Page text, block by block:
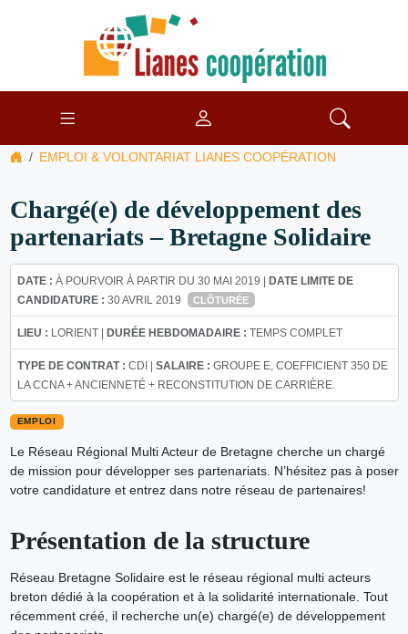
EMPLOI & VOLONTARIAT LIANES COOPÉRATION
Chargé(e) de développement des
partenariats – Bretagne Solidaire
DATE : À POURVOIR À PARTIR DU 30 MAI 2019 | DATE LIMITE DE
CANDIDATURE : 30 AVRIL 2019 CLÔTURÉE
LIEU : LORIENT | DURÉE HEBDOMADAIRE : TEMPS COMPLET
TYPE DE CONTRAT : CDI | SALAIRE : GROUPE E, COEFFICIENT 350 DE
LA CCNA + ANCIENNETÉ + RECONSTITUTION DE CARRIÈRE.
EMPLOI
Le Réseau Régional Multi Acteur de Bretagne cherche un chargé
de mission pour développer ses partenariats. N’hésitez pas à poser
votre candidature et entrez dans notre réseau de partenaires!
Présentation de la structure
Réseau Bretagne Solidaire est le réseau régional multi acteurs
breton dédié à la coopération et à la solidarité internationale. Tout
récemment créé, il recherche un(e) chargé(e) de développement